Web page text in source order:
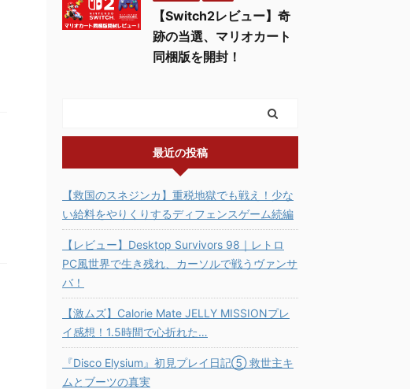
【Switch2レビュー】奇
跡の当選、マリオカート
同梱版を開封！
最近の投稿
【救国のスネジンカ】重税地獄でも戦え！少な
い給料をやりくりするディフェンスゲーム続編
【レビュー】Desktop Survivors 98｜レトロ
PC風世界で生き残れ、カーソルで戦うヴァンサ
バ！
【激ムズ】Calorie Mate JELLY MISSIONプレ
イ感想！1.5時間で心折れた…
『Disco Elysium』初見プレイ日記⑤ 救世主キ
ムとブーツの真実